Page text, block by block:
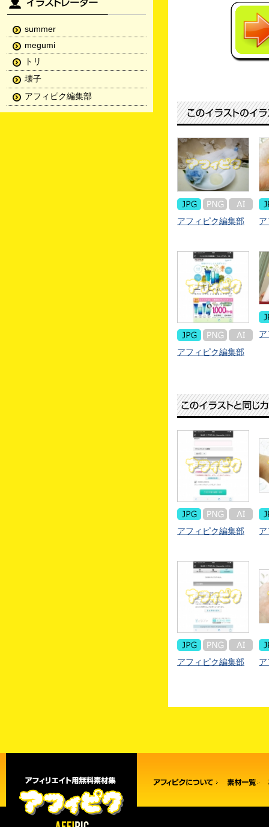
アフィピク編集部
アフィピク編集部
アフィピク編集部
アフィピク編集部
summer
megumi
トリ
壊子
アフィピク編集部